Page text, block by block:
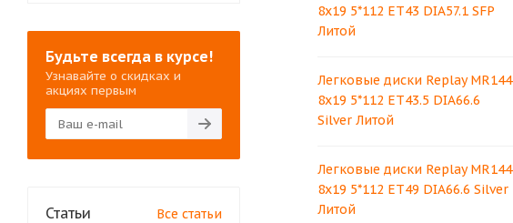
8x19 5*112 ET43 DIA57.1 SFP
Литой
Легковые диски Replay MR144
8x19 5*112 ET43.5 DIA66.6
Silver Литой
Легковые диски Replay MR144
8x19 5*112 ET49 DIA66.6 Silver
Литой
Будьте всегда в курсе!
Узнавайте о скидках и
акциях первым
Статьи Все статьи